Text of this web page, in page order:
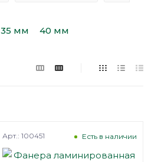
35 мм 40 мм
Есть в наличии
Арт.: 100451